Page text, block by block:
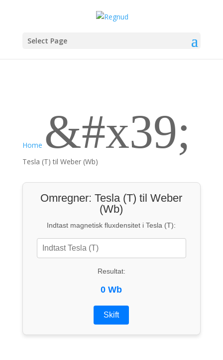
Select Page
Home &#x39;
Tesla (T) til Weber (Wb)
Omregner: Tesla (T) til Weber
(Wb)
Indtast magnetisk fluxdensitet i Tesla (T):
Resultat:
0 Wb
Skift